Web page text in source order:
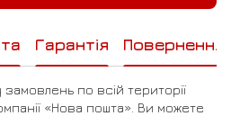
Гарантія Повернення
по всій території
«Нова пошта». Ви можете